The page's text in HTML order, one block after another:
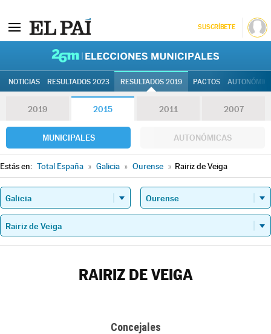
SUSCRÍBETE
NOTICIAS RESULTADOS 2023 RESULTADOS 2019 PACTOS
2019 2015 2011 2007
MUNICIPALES AUTONÓMICAS
Estás en: Total España » Galicia » Ourense » Rairiz de Veiga
RAIRIZ DE VEIGA
Concejales